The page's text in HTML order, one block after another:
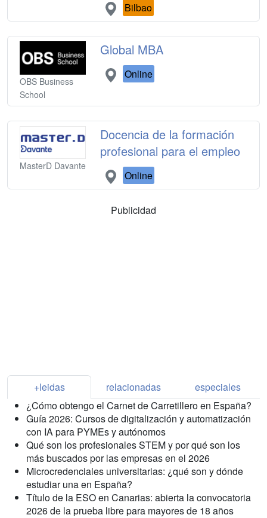
Bilbao
OBS Business
School
Global MBA
Online
MasterD Davante
Docencia de la formación
profesional para el empleo
Online
Publicidad
+leidas relacionadas
especiales
¿Cómo obtengo el Carnet de Carretillero en España?
Guía 2026: Cursos de digitalización y automatización
con IA para PYMEs y autónomos
Qué son los profesionales STEM y por qué son los
más buscados por las empresas en el 2026
Microcredenciales universitarias: ¿qué son y dónde
estudiar una en España?
Título de la ESO en Canarias: abierta la convocatoria
2026 de la prueba libre para mayores de 18 años